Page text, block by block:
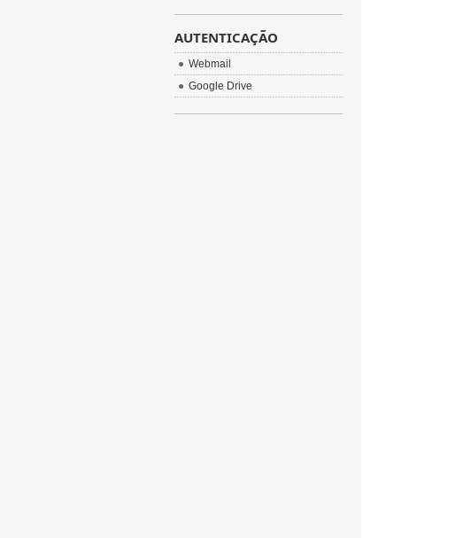
AUTENTICAÇÃO
Webmail
Google Drive